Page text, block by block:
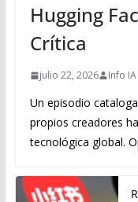
Hugging
Crítica
julio 22, 2026 Info IA
Un episodio
propios creadores
tecnológica global.